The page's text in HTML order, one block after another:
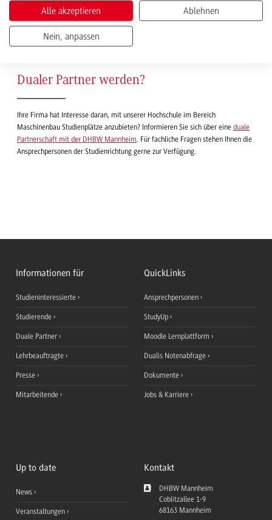
Dualer Partner werden?
Ihre Firma hat Interesse daran, mit unserer Hochschule im Bereich
Maschinenbau Studienplätze anzubieten? Informieren Sie sich über eine duale
Partnerschaft mit der DHBW Mannheim. Für fachliche Fragen stehen Ihnen die
Ansprechpersonen der Studienrichtung gerne zur Verfügung.
Informationen für
Studieninteressierte
Studierende
Duale Partner
Lehrbeauftragte
Presse
Mitarbeitende
QuickLinks
Ansprechpersonen
StudyUp
Moodle Lernplattform
Dualis Notenabfrage
Dokumente
Jobs & Karriere
Up to date
News
Veranstaltungen
Kontakt
DHBW Mannheim
Coblitzallee 1-9
68163 Mannheim
Alle akzeptieren Ablehnen
Nein, anpassen